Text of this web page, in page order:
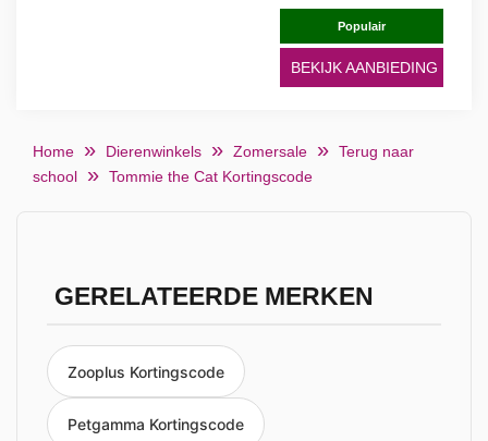
Populair
BEKIJK AANBIEDING
Home Dierenwinkels Zomersale
Terug naar
school
Tommie the Cat Kortingscode
GERELATEERDE MERKEN
Zooplus Kortingscode
Petgamma Kortingscode